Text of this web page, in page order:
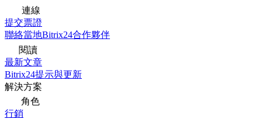
連線
提交票證
聯絡當地Bitrix24合作夥伴
閱讀
最新文章
Bitrix24提示與更新
解決方案
角色
行銷